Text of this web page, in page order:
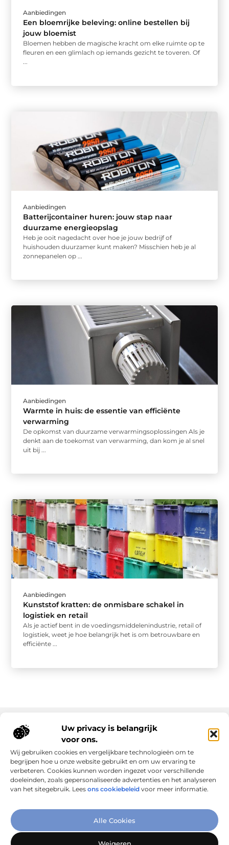
Uw privacy is belangrijk
voor ons.
Wij gebruiken cookies en vergelijkbare technologieën om te
begrijpen hoe u onze website gebruikt en om uw ervaring te
verbeteren. Cookies kunnen worden ingezet voor verschillende
doeleinden, zoals gepersonaliseerde advertenties en het analyseren
van het sitegebruik. Lees ons cookiebeleid voor meer informatie.
Alle Cookies
Weigeren
Aanbiedingen
Een bloemrijke beleving: online bestellen bij
jouw bloemist
Bloemen hebben de magische kracht om elke ruimte op te
fleuren en een glimlach op iemands gezicht te toveren. Of
...
Aanbiedingen
Batterijcontainer huren: jouw stap naar
duurzame energieopslag
Heb je ooit nagedacht over hoe je jouw bedrijf of
huishouden duurzamer kunt maken? Misschien heb je al
zonnepanelen op ...
Aanbiedingen
Warmte in huis: de essentie van efficiënte
verwarming
De opkomst van duurzame verwarmingsoplossingen Als je
denkt aan de toekomst van verwarming, dan kom je al snel
uit bij ...
Aanbiedingen
Kunststof kratten: de onmisbare schakel in
logistiek en retail
Als je actief bent in de voedingsmiddelenindustrie, retail of
logistiek, weet je hoe belangrijk het is om betrouwbare en
efficiënte ...
Verbind Artikelen, Deel Inzichten
Onze informatie